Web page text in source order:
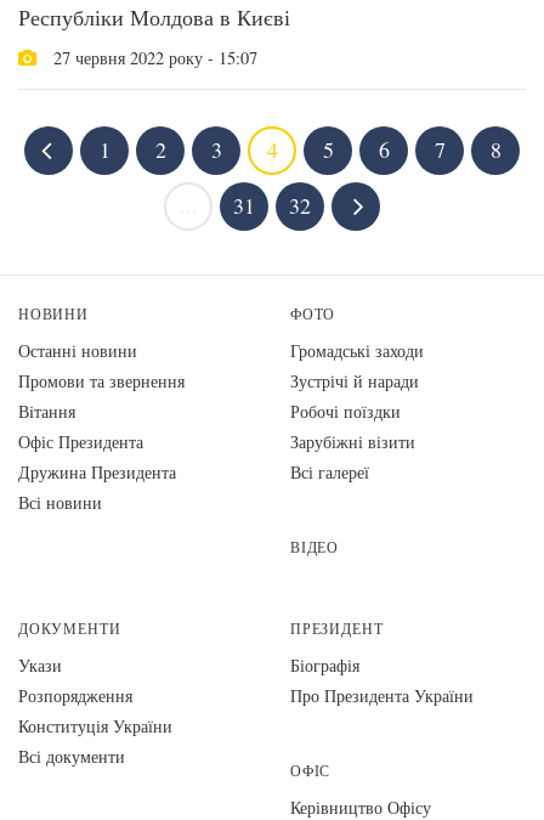
Республіки Молдова в Києві
27 червня 2022 року - 15:07
1 2 3 4 5 6 7
8
31 32
НОВИНИ
Останні новини
Промови та звернення
Вiтання
Офіс Президента
Дружина Президента
Всі новини
ФОТО
Громадські заходи
Зустрічі й наради
Робочі поїздки
Зарубіжні візити
Всі галереї
ВІДЕО
ДОКУМЕНТИ
Укази
Розпорядження
Конституція України
Всі документи
ПРЕЗИДЕНТ
Біографія
Про Президента України
ОФІС
Керівництво Офісу